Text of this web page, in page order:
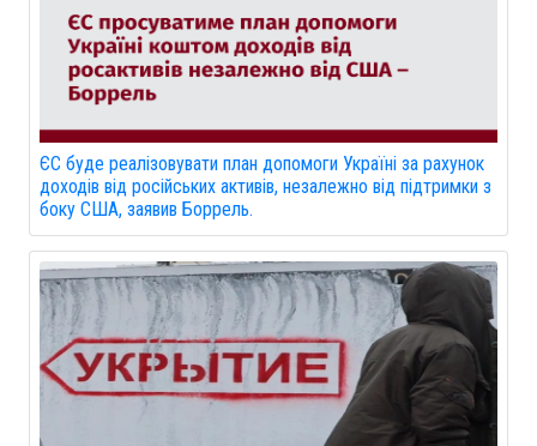
ЄС буде реалізовувати план допомоги Україні за рахунок
доходів від російських активів, незалежно від підтримки з
боку США, заявив Боррель.